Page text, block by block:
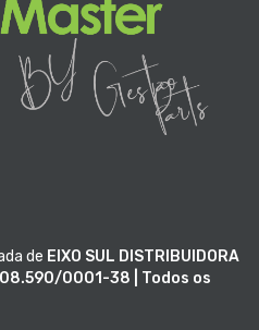
de EIXO SUL DISTRIBUIDORA
0001-38 | Todos os